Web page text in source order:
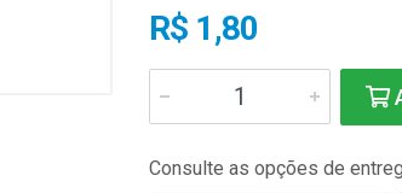
R$ 1,80
Consulte as opções de